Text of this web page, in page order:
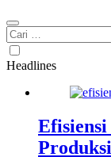
Cari
untuk:
Headlines
Efisiensi